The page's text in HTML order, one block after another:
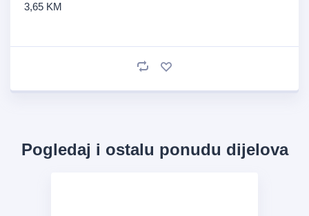
3,65 KM
Pogledaj i ostalu ponudu dijelova